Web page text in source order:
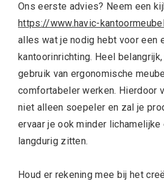
Ons eerste advies? Neem een
https://www.havic-
alles wat je nodig hebt voor een
kantoorinrichting. Heel
gebruik van ergonomische
comfortabeler werken. Hierdoor
niet alleen soepeler en zal je
ervaar je ook minder lichamelijke
langdurig zitten.
Houd er rekening mee bij het